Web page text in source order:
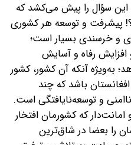
این سؤال را پیش می‌کشد که
پیشرفت و توسعه هر کشوری
و خرسندی بسیار است؛
رفاه و آسایش
به‌ویژه آنکه آن کشور، کشور
باشد که چند
و توسعه‌نایافتگی است.
که کشورمان افتخار
را بعضا در شاق‌ترین